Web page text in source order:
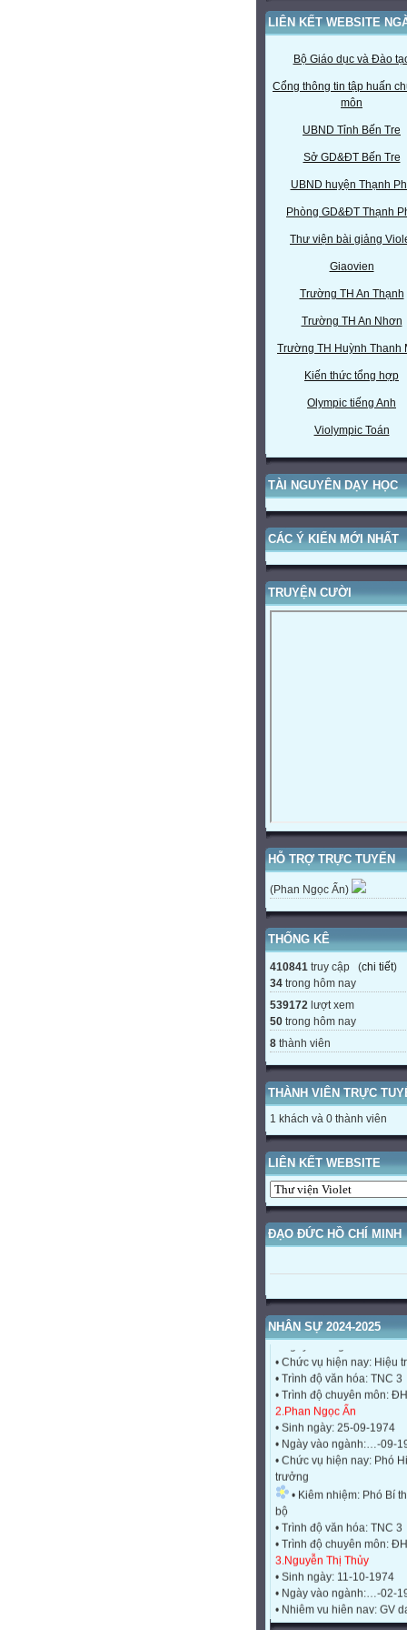
LIÊN KẾT WEBSITE
Bộ Giáo dục và Đào
Cổng thông tin tập huấn
môn
UBND Tỉnh Bến Tre
Sở GD&ĐT Bến Tre
UBND huyện Thạnh
Phòng GD&ĐT Thạnh
Thư viện bài giảng
Giaovien
Trường TH An Thạnh
Trường TH An Nhơn
Trường TH Huỳnh Thanh
Kiến thức tổng hợp
Olympic tiếng Anh
Violympic Toán
TÀI NGUYÊN DẠY HỌC
CÁC Ý KIẾN MỚI NHẤT
TRUYỆN CƯỜI
HỖ TRỢ TRỰC TUYẾN
(Phan Ngọc Ẩn)
THỐNG KÊ
410841 truy cập (chi tiết)
34 trong hôm nay
539172 lượt xem
50 trong hôm nay
8 thành viên
THÀNH VIÊN TRỰC
1 khách và 0 thành viên
LIÊN KẾT WEBSITE
ĐẠO ĐỨC HỒ CHÍ MINH
NHÂN SỰ 2024-2025
• Sinh ngày: 06-04-1969
• Ngày vào ngành:…-9-
• Chức vụ hiện nay: Hiệu
• Trình độ văn hóa: TNC 3
• Trình độ chuyên môn:
2.Phan Ngọc Ẩn
• Sinh ngày: 25-09-1974
• Ngày vào ngành:…-09-
• Chức vụ hiện nay: Phó
trưởng
• Kiêm nhiệm: Phó Bí
bộ
• Trình độ văn hóa: TNC 3
• Trình độ chuyên môn:
3.Nguyễn Thị Thủy
• Sinh ngày: 11-10-1974
• Ngày vào ngành:…-02-
• Nhiệm vụ hiện nay: GV
1/1, sáng, chiều TT
• Trình độ văn hóa: TNC 3